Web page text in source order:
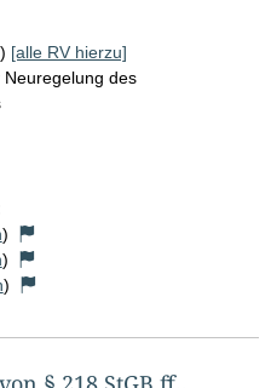
) [alle RV hierzu]
des
)
)
)